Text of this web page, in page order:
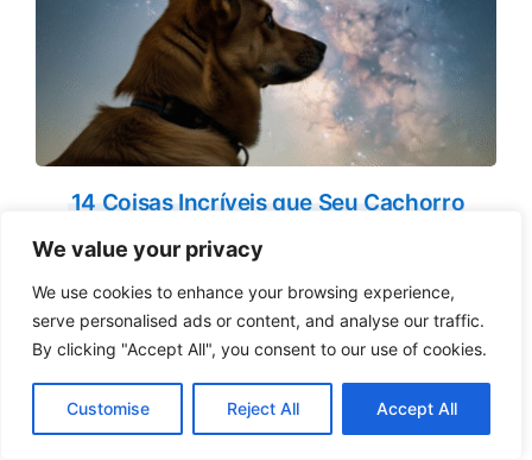
We value your privacy
We use cookies to enhance your browsing experience,
serve personalised ads or content, and analyse our traffic.
By clicking "Accept All", you consent to our use of cookies.
Customise Reject All Accept All
14 Coisas Incríveis que Seu Cachorro
Consegue Ver, Ouvir e Sentir… E Você Não!